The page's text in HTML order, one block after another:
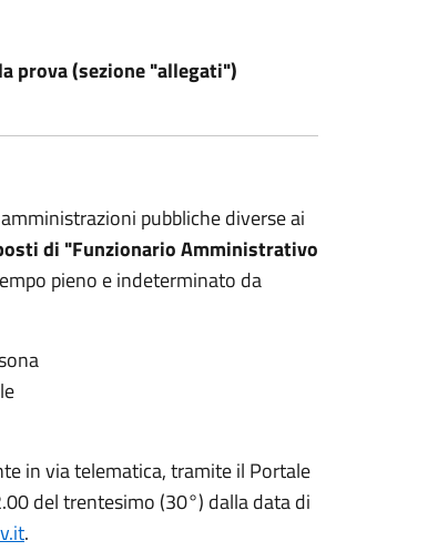
prova (sezione "allegati")
pubbliche diverse ai
di "Funzionario Amministrativo
pieno e indeterminato da
in via telematica, tramite il Portale
del trentesimo (30°) dalla data di
.